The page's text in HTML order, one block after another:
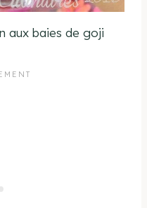
aux baies de goji